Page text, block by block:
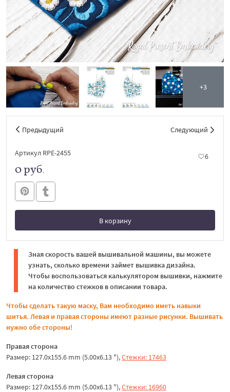
+3
Предыдущий Следующий
Артикул RPE-2455 6
0 руб.
В корзину
В корзине
Зная скорость вашей вышивальной машины, вы можете
узнать, сколько времени займет вышивка дизайна.
Чтобы воспользоваться калькулятором вышивки, нажмите
на количество стежков в описании товара.
Чтобы сделать такую маску, Вам необходимо иметь навыки
шитья. Левая и правая стороны имеют разные рисунки. Вышивать
нужно обе стороны!
Правая сторона
Размер: 127.0x155.6 mm (5.00x6.13 "),Стежки: 17463
Левая сторона
Размер: 127.0x155.6 mm (5.00x6.13 "),Стежки: 16960